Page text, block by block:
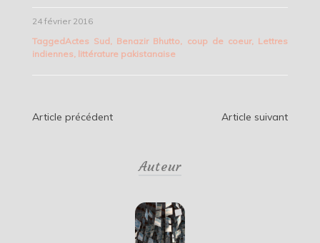
24 février 2016
TaggedActes Sud Benazir Bhutto coup de coeur, Lettres
indiennes littérature pakistanaise
Navigation
Article précédent Article suivant
Auteur